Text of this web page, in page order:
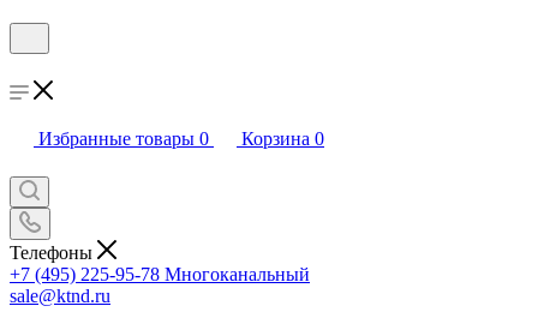
Избранные товары 0 Корзина 0
Телефоны
+7 (495) 225-95-78 Многоканальный
sale@ktnd.ru